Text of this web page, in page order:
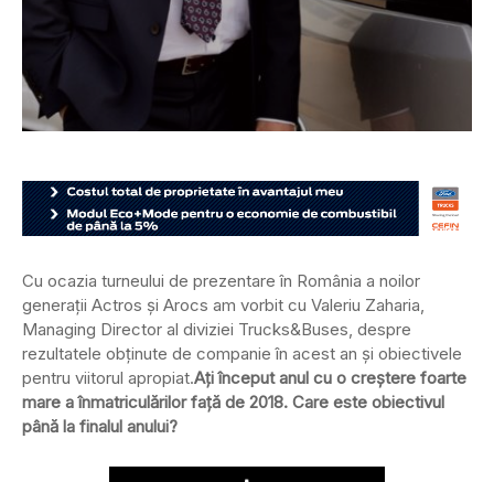
Cu ocazia turneului de prezentare în România a noilor
generații Actros și Arocs am vorbit cu Valeriu Zaharia,
Managing Director al diviziei Trucks&Buses, despre
rezultatele obținute de companie în acest an și obiectivele
pentru viitorul apropiat.Ați început anul cu o creștere foarte
mare a înmatriculărilor față de 2018. Care este obiectivul
până la finalul anului?